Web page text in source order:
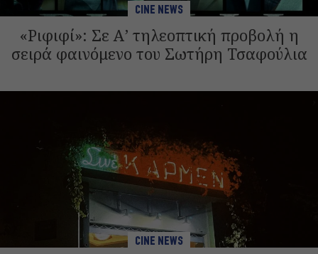
CINE NEWS
«Ριφιφί»: Σε Α’ τηλεοπτική προβολή η
σειρά φαινόμενο του Σωτήρη Τσαφούλια
CINE NEWS